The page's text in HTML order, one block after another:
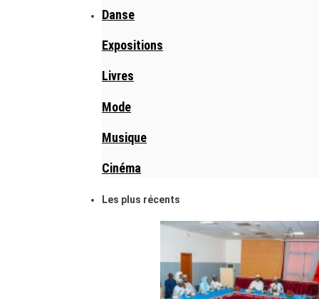
Danse
Expositions
Livres
Mode
Musique
Cinéma
Les plus récents